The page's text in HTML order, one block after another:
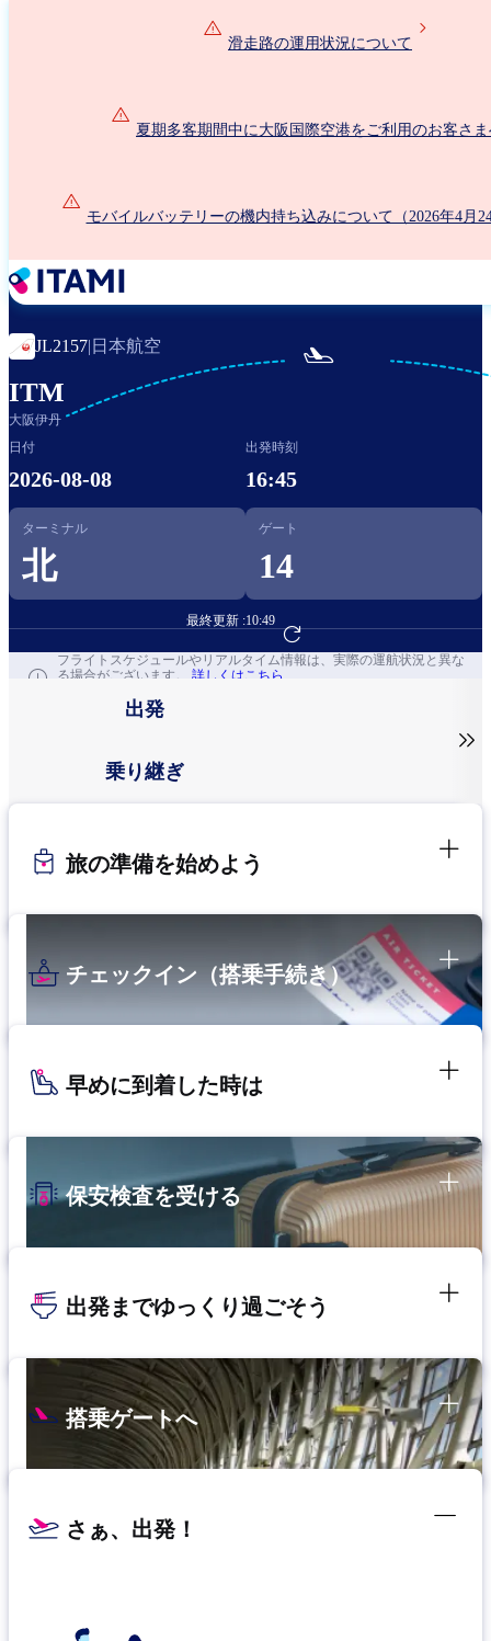
滑走路の運用状況について
夏期多客期間中に大阪国際空港をご利用のお客さ
モバイルバッテリーの機内持ち込みについて（2026年4月
JL2157| 日本航空
ITM
大阪伊丹

日付
2026-08-08
出発時刻
16:45
ターミナル
北
ゲート
14
最終更新 :10:49
フライト予約へ
フライトスケジュールやリアルタイム情報は、実際の運航状況と異な
る場合がございます。 詳しくはこちら
出発
乗り継ぎ

旅の準備を始めよう
チェックイン（搭乗手続き）
早めに到着した時は
保安検査を受ける
出発までゆっくり過ごそう
搭乗ゲートへ
さぁ、出発！